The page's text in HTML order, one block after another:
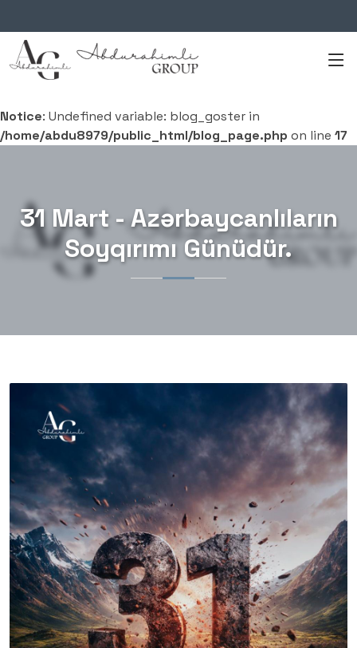
Notice: Undefined variable: blog_goster in
/home/abdu8979/public_html/blog_page.php on line 17
31 Mart - Azərbaycanlıların
Soyqırımı Günüdür.